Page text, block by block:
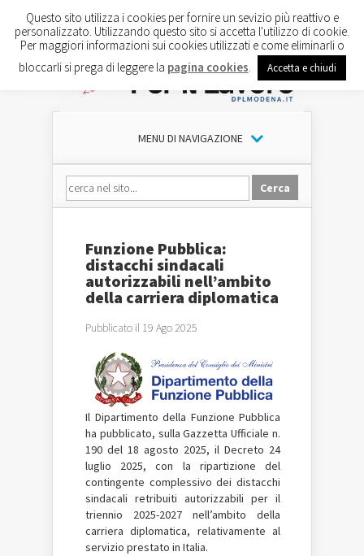
MENU DI NAVIGAZIONE
Funzione Pubblica:
distacchi sindacali
autorizzabili nell’ambito
della carriera diplomatica
Pubblicato il 19 Ago 2025
Il Dipartimento della Funzione Pubblica
ha pubblicato, sulla Gazzetta Ufficiale n.
190 del 18 agosto 2025, il Decreto 24
luglio 2025, con la ripartizione del
contingente complessivo dei distacchi
sindacali retribuiti autorizzabili per il
triennio 2025-2027 nell’ambito della
carriera diplomatica, relativamente al
servizio prestato in Italia.
Questo sito utilizza i cookies per fornire un sevizio più reattivo e
personalizzato. Utilizzando questo sito si accetta l'utilizzo di cookie.
Per maggiori informazioni sui cookies utilizzati e come eliminarli o
bloccarli si prega di leggere la pagina cookies Accetta e chiudi